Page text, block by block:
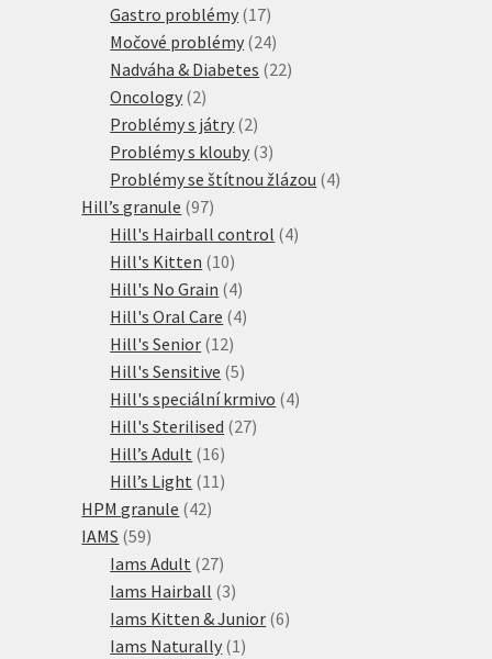
produktů
Gastro problémy 1717
produktů
Močové problémy 2424
produktů
Nadváha & Diabetes 2222
Oncology 22
produkty
Problémy s játry 22
produkty
Problémy s klouby 33
produkty
Problémy se štítnou žlázou 44
Hill’s granule 9797
produktů
Hill's Hairball control 44
Hill's Kitten 1010
produktů
Hill's No Grain 44
produkty
Hill's Oral Care 44
Hill's Senior 1212
produktů
Hill's Sensitive 55
produktů
Hill's speciální krmivo 44
Hill's Sterilised 2727
Hill’s Adult 1616
produktů
Hill’s Light 11 11
HPM granule 4242
IAMS 5959
produktů
Iams Adult 2727
produktů
Iams Hairball 33
produkty
Iams Kitten & Junior 66
Iams Naturally 1 1